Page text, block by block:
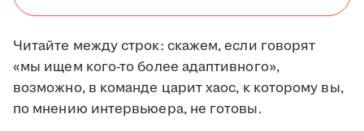
Читайте между строк: скажем, если говорят
«мы ищем кого-то более адаптивного»,
возможно, в команде царит хаос, к которому вы,
по мнению интервьюера, не готовы.